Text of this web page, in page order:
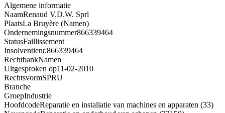
Algemene informatie
NaamRenaud V.D.W. Sprl
PlaatsLa Bruyère (Namen)
Ondernemingsnummer866339464
StatusFaillissement
Insolventienr.866339464
RechtbankNamen
Uitgesproken op11-02-2010
RechtsvormSPRU
Branche
GroepIndustrie
HoofdcodeReparatie en installatie van machines en apparaten (33)